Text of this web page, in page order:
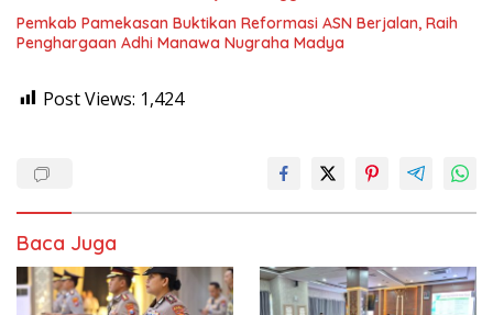
Pemkab Pamekasan Buktikan Reformasi ASN Berjalan, Raih
Penghargaan Adhi Manawa Nugraha Madya
Post Views: 1,424
Baca Juga